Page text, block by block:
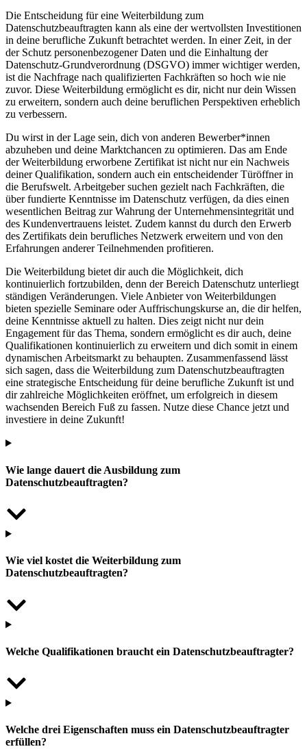
Die Entscheidung für eine Weiterbildung zum
Datenschutzbeauftragten kann als eine der wertvollsten Investitionen
in deine berufliche Zukunft betrachtet werden. In einer Zeit, in der
der Schutz personenbezogener Daten und die Einhaltung der
Datenschutz-Grundverordnung (DSGVO) immer wichtiger werden,
ist die Nachfrage nach qualifizierten Fachkräften so hoch wie nie
zuvor. Diese Weiterbildung ermöglicht es dir, nicht nur dein Wissen
zu erweitern, sondern auch deine beruflichen Perspektiven erheblich
zu verbessern.
Du wirst in der Lage sein, dich von anderen Bewerber*innen
abzuheben und deine Marktchancen zu optimieren. Das am Ende
der Weiterbildung erworbene Zertifikat ist nicht nur ein Nachweis
deiner Qualifikation, sondern auch ein entscheidender Türöffner in
die Berufswelt. Arbeitgeber suchen gezielt nach Fachkräften, die
über fundierte Kenntnisse im Datenschutz verfügen, da dies einen
wesentlichen Beitrag zur Wahrung der Unternehmensintegrität und
des Kundenvertrauens leistet. Zudem kannst du durch den Erwerb
des Zertifikats dein berufliches Netzwerk erweitern und von den
Erfahrungen anderer Teilnehmenden profitieren.
Die Weiterbildung bietet dir auch die Möglichkeit, dich
kontinuierlich fortzubilden, denn der Bereich Datenschutz unterliegt
ständigen Veränderungen. Viele Anbieter von Weiterbildungen
bieten spezielle Seminare oder Auffrischungskurse an, die dir helfen,
deine Kenntnisse aktuell zu halten. Dies zeigt nicht nur dein
Engagement für das Thema, sondern ermöglicht es dir auch, deine
Qualifikationen kontinuierlich zu erweitern und dich somit in einem
dynamischen Arbeitsmarkt zu behaupten. Zusammenfassend lässt
sich sagen, dass die Weiterbildung zum Datenschutzbeauftragten
eine strategische Entscheidung für deine berufliche Zukunft ist und
dir zahlreiche Möglichkeiten eröffnet, um erfolgreich in diesem
wachsenden Bereich Fuß zu fassen. Nutze diese Chance jetzt und
investiere in deine Zukunft!
Wie lange dauert die Ausbildung zum
Datenschutzbeauftragten?
Wie viel kostet die Weiterbildung zum
Datenschutzbeauftragten?
Welche Qualifikationen braucht ein Datenschutzbeauftragter?
Welche drei Eigenschaften muss ein Datenschutzbeauftragter
erfüllen?